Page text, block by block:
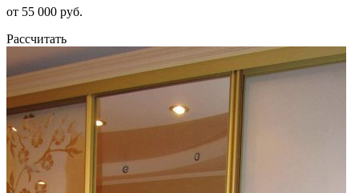
от 55 000 руб.
Рассчитать